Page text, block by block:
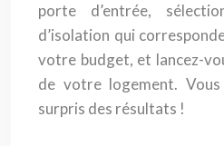
porte d’entrée,
d’isolation qui
votre budget, et lancez-
de votre logement. Vous
surpris des résultats !